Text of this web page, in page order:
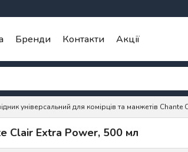
Бренди Контакти Акції
універсальний для комірців та манжетів
Clair Extra Power, 500 мл